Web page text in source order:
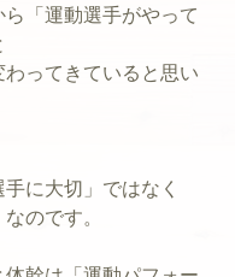
ら「運動選手がやって
ってきていると思い
に大切」ではなく
のです。